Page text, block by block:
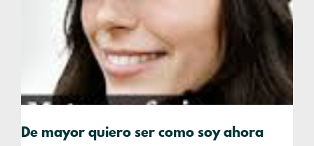
De mayor quiero ser como soy ahora